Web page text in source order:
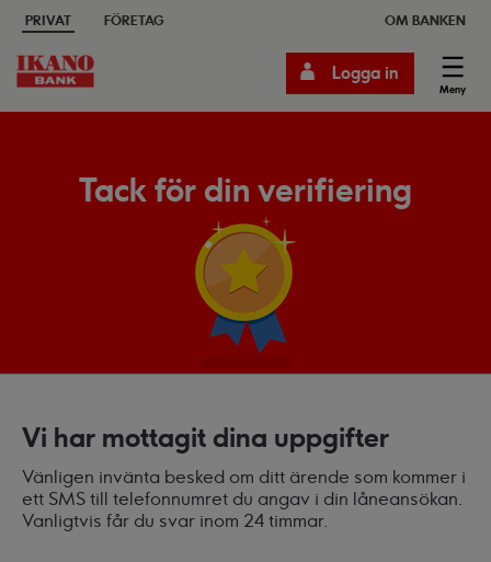
PRIVAT FÖRETAG OM BANKEN
Meny
Logga in
Tack för din verifiering
Vi har mottagit dina uppgifter
Vänligen invänta besked om ditt ärende som kommer i
ett SMS till telefonnumret du angav i din låneansökan.
Vanligtvis får du svar inom 24 timmar.